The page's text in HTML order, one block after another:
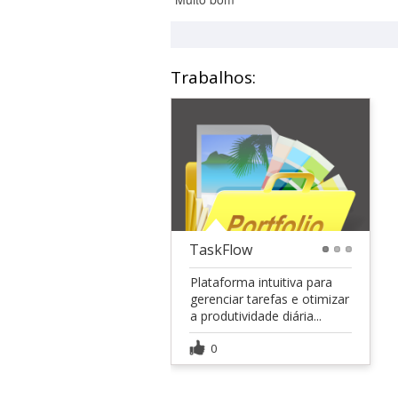
Trabalhos:
TaskFlow
Plataforma intuitiva para
gerenciar tarefas e otimizar
a produtividade diária...
0